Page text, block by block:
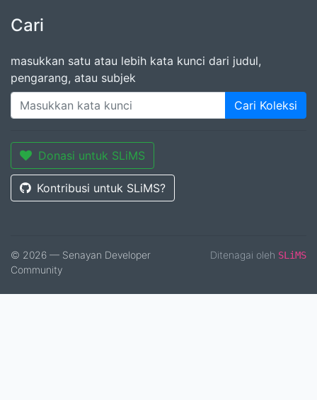
Cari
masukkan satu atau lebih kata kunci dari judul,
pengarang, atau subjek
Cari Koleksi
Donasi untuk SLiMS
Kontribusi untuk SLiMS?
© 2026 — Senayan Developer
Community
Ditenagai oleh SLiMS